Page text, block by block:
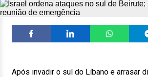
Após invadir o sul do Líbano e arrasar